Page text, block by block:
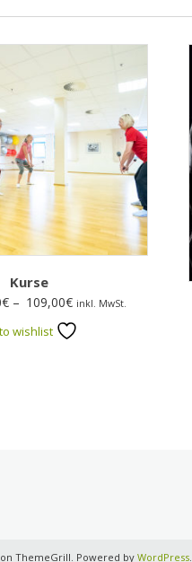
Kurse
€ – 109,00€Preisspanne:
11,90€
inkl. MwSt.
wishlist
ThemeGrill. Powered by WordPress.